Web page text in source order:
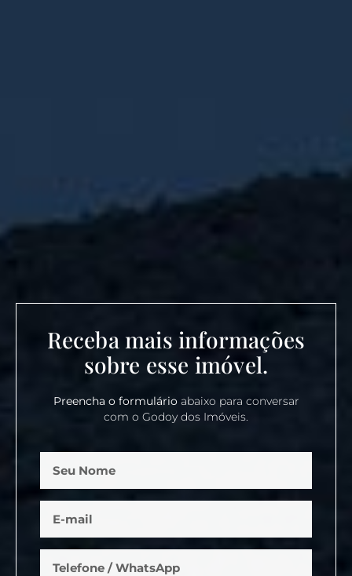
Receba mais informações
sobre esse imóvel.
Preencha o formulárioabaixo para conversar
com o Godoy dos Imóveis.